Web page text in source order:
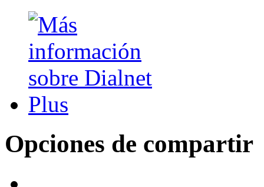
Opciones de compartir